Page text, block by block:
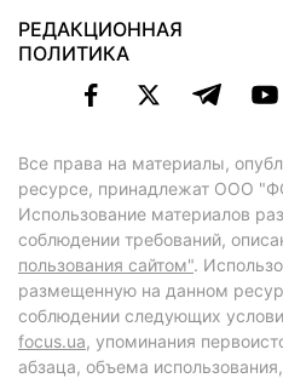
РЕДАКЦИОННАЯ
ПОЛИТИКА
Все права на материалы,
ресурсе, принадлежат ООО
Использование материалов
соблюдении требований,
пользования сайтом".
размещенную на данном
соблюдении следующих
focus.ua, упоминания
абзаца, объема